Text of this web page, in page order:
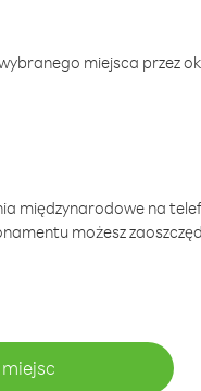
miejsca przez
międzynarodowe na
możesz